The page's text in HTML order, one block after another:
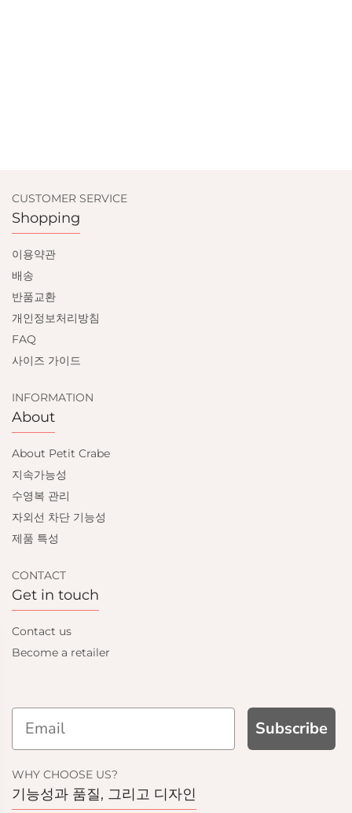
CUSTOMER SERVICE
Shopping
이용약관
배송
반품교환
개인정보처리방침
FAQ
사이즈 가이드
INFORMATION
About
About Petit Crabe
지속가능성
수영복 관리
자외선 차단 기능성
제품 특성
CONTACT
Get in touch
Contact us
Become a retailer
Subscribe
WHY CHOOSE US?
기능성과 품질, 그리고 디자인
AND GET
OFF